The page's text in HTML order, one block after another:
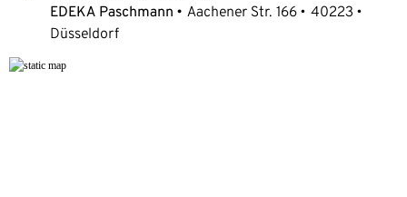
EDEKA Paschmann Aachener Str. 166
40223
Düsseldorf